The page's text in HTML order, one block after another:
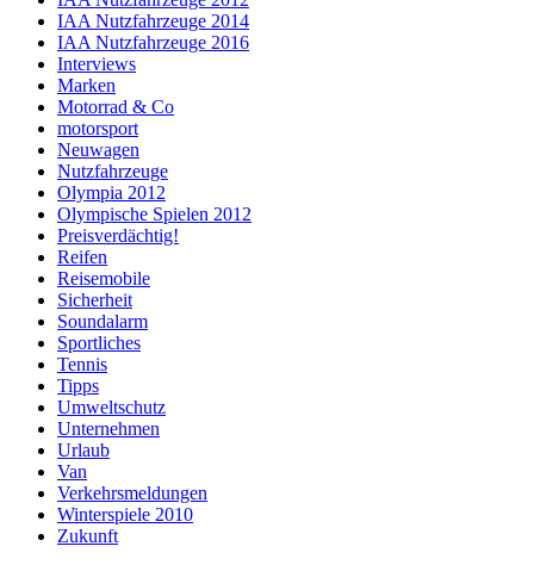
IAA Nutzfahrzeuge 2014
IAA Nutzfahrzeuge 2016
Interviews
Marken
Motorrad & Co
motorsport
Neuwagen
Nutzfahrzeuge
Olympia 2012
Olympische Spielen 2012
Preisverdächtig!
Reifen
Reisemobile
Sicherheit
Soundalarm
Sportliches
Tennis
Tipps
Umweltschutz
Unternehmen
Urlaub
Van
Verkehrsmeldungen
Winterspiele 2010
Zukunft